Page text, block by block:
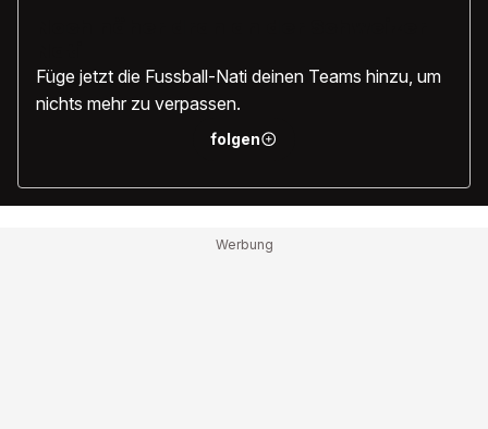
Füge jetzt die Fussball-Nati deinen Teams hinzu, um
nichts mehr zu verpassen.
folgen